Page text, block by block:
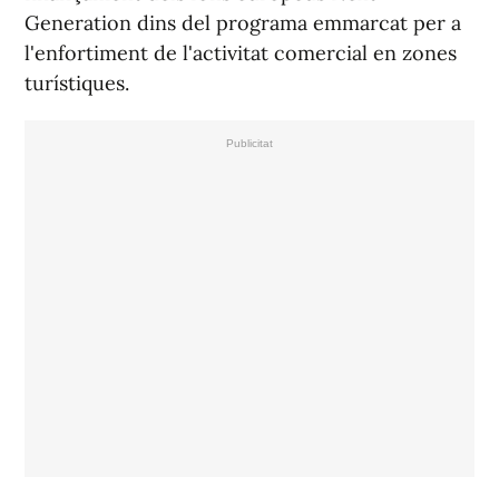
Generation dins del programa emmarcat per a
l'enfortiment de l'activitat comercial en zones
turístiques.